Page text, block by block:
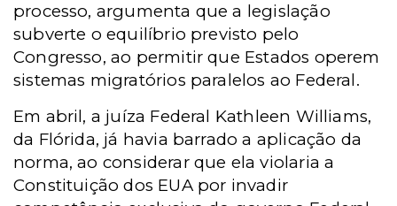
processo, argumenta que a legislação
subverte o equilíbrio previsto pelo
Congresso, ao permitir que Estados operem
sistemas migratórios paralelos ao Federal.
Em abril, a juíza Federal Kathleen Williams,
da Flórida, já havia barrado a aplicação da
norma, ao considerar que ela violaria a
Constituição dos EUA por invadir